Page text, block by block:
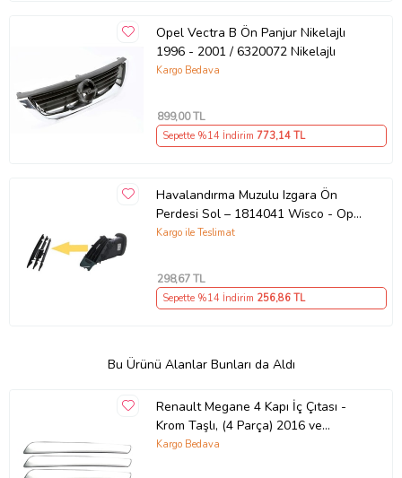
Opel Vectra B Ön Panjur Nikelajlı
1996 - 2001 / 6320072 Nikelajlı
Kargo Bedava
899,00 TL
Sepette %14 İndirim 773,14 TL
Havalandırma Muzulu Izgara Ön
Perdesi Sol – 1814041 Wisco - Opel
Astra J 11 Ve Sonrası Uyumlu
Kargo ile Teslimat
298,67 TL
Sepette %14 İndirim 256,86 TL
Bu Ürünü Alanlar Bunları da Aldı
Renault Megane 4 Kapı İç Çıtası -
Krom Taşlı, (4 Parça) 2016 ve
Sonrası, HB/SD
Kargo Bedava